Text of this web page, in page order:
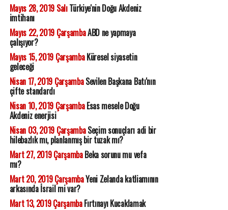
Mayıs 28, 2019 SalıTürkiye'nin Doğu Akdeniz
imtihanı
Mayıs 22, 2019 ÇarşambaABD ne yapmaya
çalışıyor?
Mayıs 15, 2019 ÇarşambaKüresel siyasetin
geleceği
Nisan 17, 2019 ÇarşambaSevilen Başkana Batı'nın
çifte standardı
Nisan 10, 2019 ÇarşambaEsas mesele Doğu
Akdeniz enerjisi
Nisan 03, 2019 ÇarşambaSeçim sonuçları adi bir
hilebazlık mı, planlanmış bir tuzak mı?
Mart 27, 2019 ÇarşambaBeka sorunu mu vefa
mı?
Mart 20, 2019 ÇarşambaYeni Zelanda katliamının
arkasında İsrail mi var?
Mart 13, 2019 ÇarşambaFırtınayı Kucaklamak